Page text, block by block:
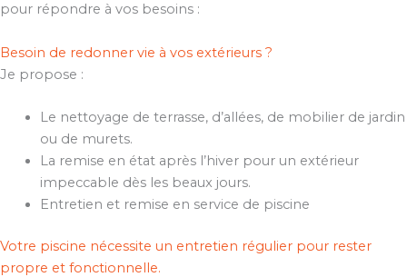
pour répondre à vos besoins :
Besoin de redonner vie à vos extérieurs ?
Je propose :
Le nettoyage de terrasse, d’allées, de mobilier de jardin
ou de murets.
La remise en état après l’hiver pour un extérieur
impeccable dès les beaux jours.
Entretien et remise en service de piscine
Votre piscine nécessite un entretien régulier pour rester
propre et fonctionnelle.